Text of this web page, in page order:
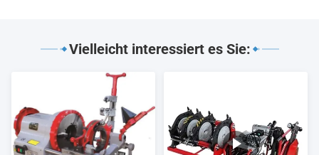
Vielleicht interessiert es Sie: